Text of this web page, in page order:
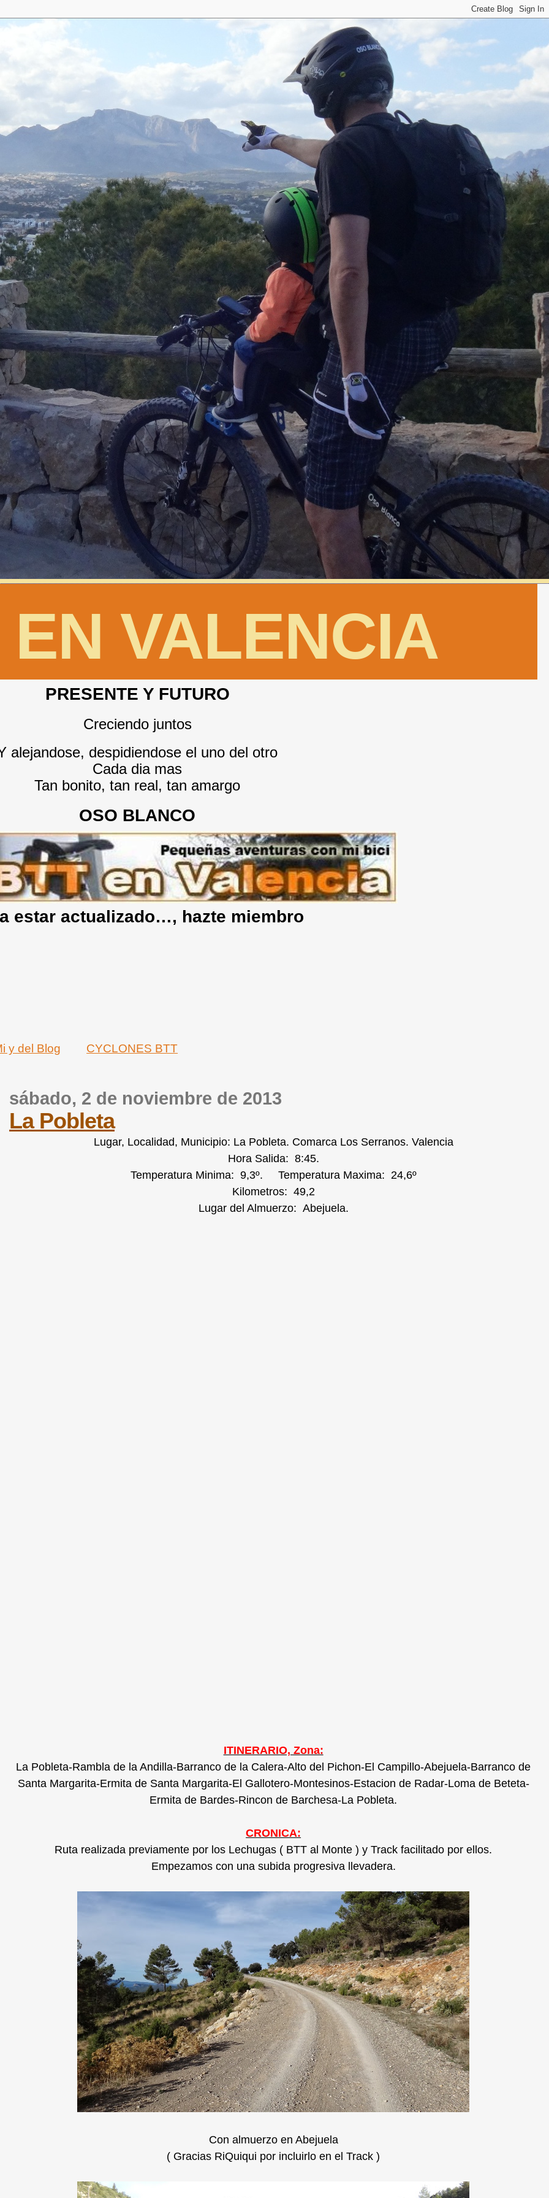
VALENCIA
PRESENTE Y FUTURO
Creciendo juntos
alejandose, despidiendose el uno del otro
Cada dia mas
Tan bonito, tan real, tan amargo
OSO BLANCO
estar actualizado…, hazte miembro
y del Blog CYCLONES BTT
sábado, 2 de noviembre de 2013
La Pobleta
Lugar, Localidad, Municipio: La Pobleta. Comarca Los Serranos. Valencia
Hora Salida: 8:45.
Temperatura Minima: 9,3º. Temperatura Maxima: 24,6º
Kilometros: 49,2
Lugar del Almuerzo: Abejuela.
ITINERARIO, Zona:
La Pobleta-Rambla de la Andilla-Barranco de la Calera-Alto del Pichon-El Campillo-Abejuela-Barranco de
Santa Margarita-Ermita de Santa Margarita-El Gallotero-Montesinos-Estacion de Radar-Loma de Beteta-
Ermita de Bardes-Rincon de Barchesa-La Pobleta.
CRONICA:
Ruta realizada previamente por los Lechugas ( BTT al Monte ) y Track facilitado por ellos.
Empezamos con una subida progresiva llevadera.
Con almuerzo en Abejuela
( Gracias RiQuiqui por incluirlo en el Track )